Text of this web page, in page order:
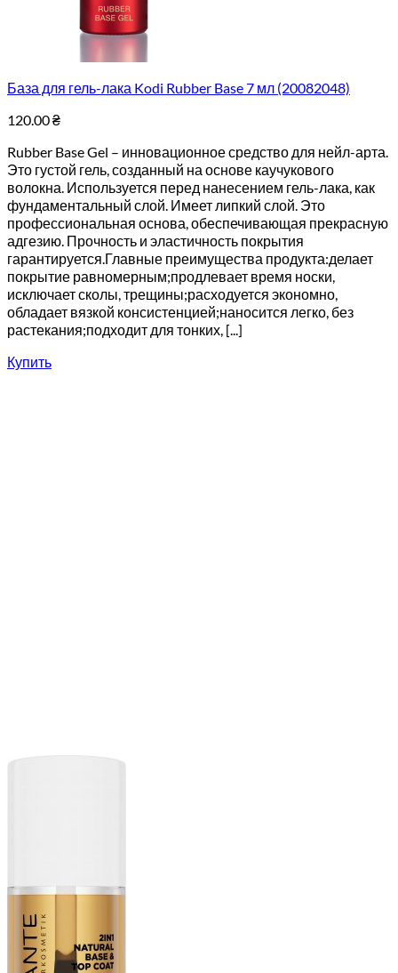
База для гель-лака Kodi Rubber Base 7 мл (20082048)
120.00₴
Rubber Base Gel – инновационное средство для нейл-арта.
Это густой гель, созданный на основе каучукового
волокна. Используется перед нанесением гель-лака, как
фундаментальный слой. Имеет липкий слой. Это
профессиональная основа, обеспечивающая прекрасную
адгезию. Прочность и эластичность покрытия
гарантируется.Главные преимущества продукта:делает
покрытие равномерным;продлевает время носки,
исключает сколы, трещины;расходуется экономно,
обладает вязкой консистенцией;наносится легко, без
растекания;подходит для тонких, [...]
Купить